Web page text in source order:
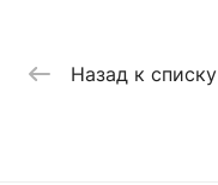
Назад к списку